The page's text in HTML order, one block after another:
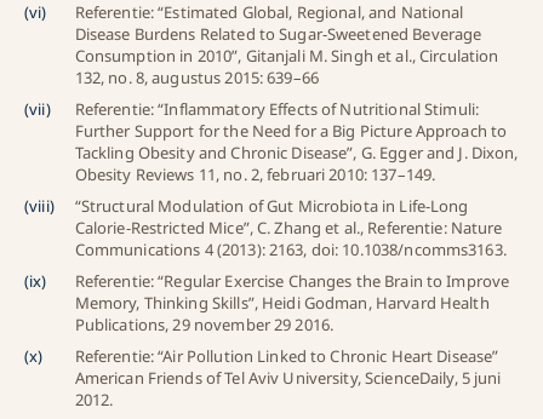
(vi)
Referentie: “Estimated Global, Regional, and National
Disease Burdens Related to Sugar-Sweetened Beverage
Consumption in 2010”, Gitanjali M. Singh et al., Circulation
132, no. 8, augustus 2015: 639–66
(vii)
Referentie: “Inflammatory Effects of Nutritional Stimuli:
Further Support for the Need for a Big Picture Approach to
Tackling Obesity and Chronic Disease”, G. Egger and J. Dixon,
Obesity Reviews 11, no. 2, februari 2010: 137–149.
(viii)
“Structural Modulation of Gut Microbiota in Life-Long
Calorie-Restricted Mice”, C. Zhang et al., Referentie: Nature
Communications 4 (2013): 2163, doi: 10.1038/ncomms3163.
(ix)
Referentie: “Regular Exercise Changes the Brain to Improve
Memory, Thinking Skills”, Heidi Godman, Harvard Health
Publications, 29 november 29 2016.
(x)
Referentie: “Air Pollution Linked to Chronic Heart Disease”
American Friends of Tel Aviv University, ScienceDaily, 5 juni
2012.